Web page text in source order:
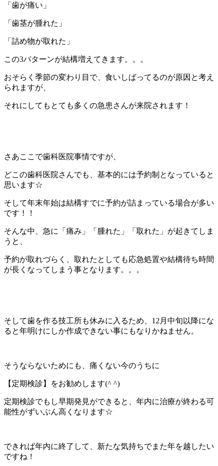
「歯が痛い」
「歯茎が腫れた」
「詰め物が取れた」
この3パターンが結構増えてきます。。。
おそらく季節の変わり目で、食いしばってるのが原因と考え
られますが、
それにしてもとても多くの急患さんが来院されます！
さあここで歯科医院事情ですが、
どこの歯科医院さんでも、基本的には予約制となっていると
思います☆
そして年末年始は結構すでに予約が詰まっている場合が多い
です！！
そんな中、急に「痛み」「腫れた」「取れた」が起きてしま
うと、
予約が取れづらく、取れたとしても応急処置や結構待ち時間
が長くなってしまう事となります。。。
そして歯を作る技工所も休みに入るため、12月中旬以降にな
ると年明けにしか作成できない事にもなりかねません。
そうならないためにも、痛くない今のうちに
【定期検診】をお勧めします(^ ^)
定期検診でもし早期発見ができると、年内に治療が終わる可
能性がずいぶん高くなります☆
できれば年内に終了して、新たな気持ちでまた年を越したい
ですね！